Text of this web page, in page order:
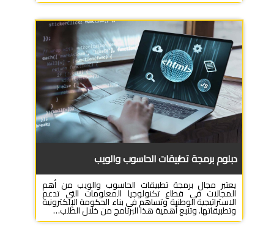
دبلوم برمجة تطبيقات الحاسوب والويب
يعتبر مجال برمجة تطبيقات الحاسوب والويب من أهم
المجالات في قطاع تكنولوجيا المعلومات التي تدعم
الاستراتيجية الوطنية وتساهم في بناء الحكومة الإلكترونية
وتطبيقاتها. وتنبع أهمية هذا البرنامج من خلال الطلب…